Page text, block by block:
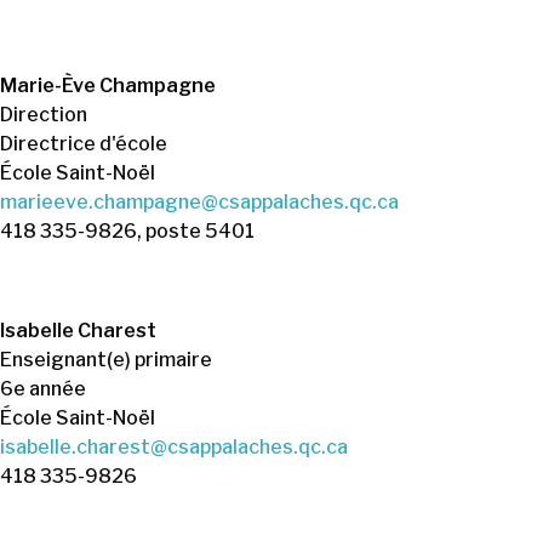
Marie-Ève Champagne
Direction
Directrice d'école
École Saint-Noël
marieeve.champagne@csappalaches.qc.ca
418 335-9826, poste 5401
Isabelle Charest
Enseignant(e) primaire
6e année
École Saint-Noël
isabelle.charest@csappalaches.qc.ca
418 335-9826